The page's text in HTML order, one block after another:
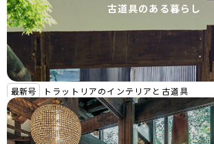
古道具のある暮らし
最新号 トラットリアのインテリアと古道具